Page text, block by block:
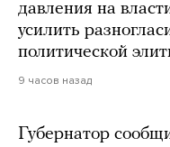
давления на
усилить
политической
9 часов назад
Губернатор